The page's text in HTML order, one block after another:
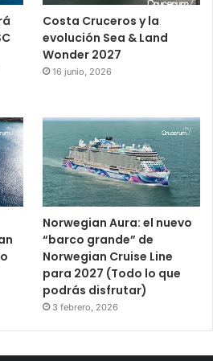
Costa Cruceros y la
evolución Sea & Land
Wonder 2027
16 junio, 2026
Norwegian Aura: el nuevo
“barco grande” de
Norwegian Cruise Line
para 2027 (Todo lo que
podrás disfrutar)
3 febrero, 2026